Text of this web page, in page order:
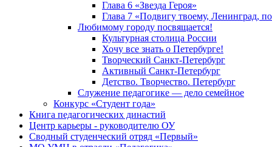
Глава 6 «Звезда Героя»
Глава 7 «Подвигу твоему, Ленинград,
Любимому городу посвящается!
Культурная столица России
Хочу все знать о Петербурге!
Творческий Санкт-Петербург
Активный Санкт-Петербург
Детство. Творчество. Петербург
Служение педагогике — дело семейное
Конкурс «Студент года»
Книга педагогических династий
Центр карьеры - руководителю ОУ
Сводный студенческий отряд «Первый»